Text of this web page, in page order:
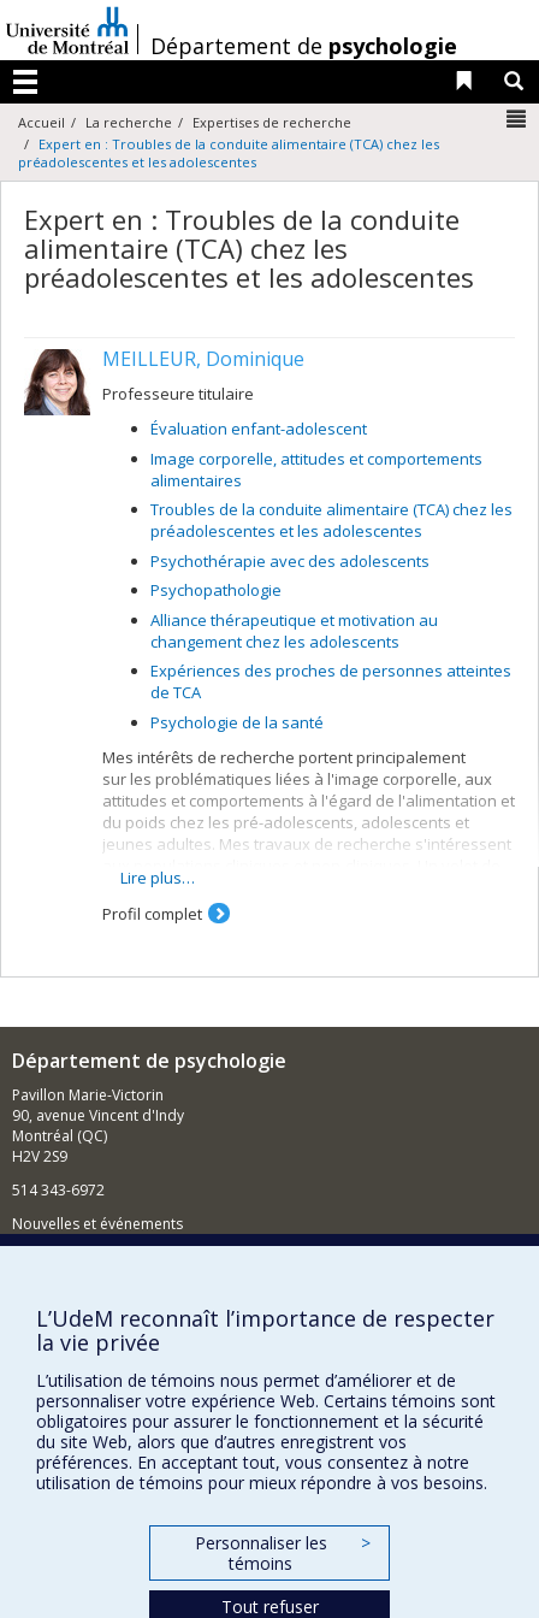
au
contenu
/Département de psychologie
Menu
Liens
Accueil La recherche
Expertises de recherche
Expert en : Troubles de la conduite alimentaire (TCA) chez les
préadolescentes et les adolescentes
Expert en : Troubles de la conduite
alimentaire (TCA) chez les
préadolescentes et les adolescentes
MEILLEUR, Dominique
Professeure titulaire
Évaluation enfant-adolescent
Image corporelle, attitudes et comportements
alimentaires
Troubles de la conduite alimentaire (TCA) chez les
préadolescentes et les adolescentes
Psychothérapie avec des adolescents
Psychopathologie
Alliance thérapeutique et motivation au
changement chez les adolescents
Expériences des proches de personnes atteintes
de TCA
Psychologie de la santé
Mes intérêts de recherche portent principalement
sur les problématiques liées à l'image corporelle, aux
attitudes et comportements à l'égard de l'alimentation et
du poids chez les pré-adolescents, adolescents et
jeunes adultes. Mes travaux de recherche s'intéressent
ma programmation de recherche examine l'expérience
des proches (parents et fratrie) des personnes aux
prises avec un trouble de la conduite alimentaire. Un
thérapeutique. Plus précisément je m'intéresse à
aux variables susceptibles d'influencer les résultats des
Lire plus…
Profil complet
Département de psychologie
Pavillon Marie-Victorin
90, avenue Vincent d'Indy
Montréal (QC)
H2V 2S9
514 343-6972
Nouvelles et événements
BESOIN D'AIDE?
Plan du site
Signaler une erreur
Accessibilité
FACULTÉ DES ARTS ET DES SCIENCES
Nos centres d'études
L’UdeM reconnaît l’importance de respecter
la vie privée
L’utilisation de témoins nous permet d’améliorer et de
personnaliser votre expérience Web. Certains témoins sont
obligatoires pour assurer le fonctionnement et la sécurité
du site Web, alors que d’autres enregistrent vos
préférences. En acceptant tout, vous consentez à notre
utilisation de témoins pour mieux répondre à vos besoins.
Personnaliser les
témoins
>
Tout refuser